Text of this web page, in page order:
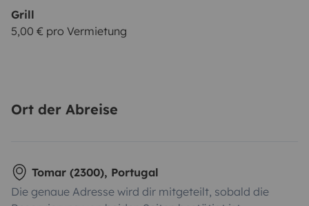
Grill
5,00 € pro Vermietung
Ort der Abreise
Tomar (2300), Portugal
Die genaue Adresse wird dir mitgeteilt, sobald die